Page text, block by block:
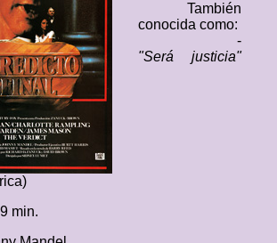
También
conocida como:
-
"Será justicia"
min.